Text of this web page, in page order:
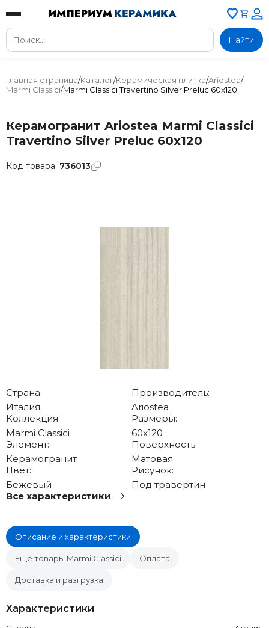
Найти
Главная страница/Каталог/Керамическая плитка/Ariostea/
Marmi Classici/Marmi Classici Travertino Silver Preluc 60x120
Керамогранит Ariostea Marmi Classici
Travertino Silver Preluc 60x120
Страна:
Италия
Производитель:
Ariostea
Коллекция:
Marmi Classici
Размеры:
60x120
Элемент:
Керамогранит
Поверхность:
Матовая
Цвет:
Бежевый
Рисунок:
Под травертин
Все характеристики
Описание и характеристики
Еще товары Marmi Classici Оплата
Доставка и разгрузка
Характеристики
Код товара: 736013